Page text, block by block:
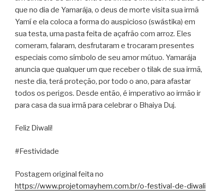
que no dia de Yamarája, o deus de morte visita sua irmã
Yamí e ela coloca a forma do auspicioso (swástika) em
sua testa, uma pasta feita de açafrão com arroz. Eles
comeram, falaram, desfrutaram e trocaram presentes
especiais como símbolo de seu amor mútuo. Yamarája
anuncia que qualquer um que receber o tilak de sua irmã,
neste dia, terá proteção, por todo o ano, para afastar
todos os perigos. Desde então, é imperativo ao irmão ir
para casa da sua irmã para celebrar o Bhaiya Duj.
Feliz Diwali!
#Festividade
Postagem original feita no
https://www.projetomayhem.com.br/o-festival-de-diwali